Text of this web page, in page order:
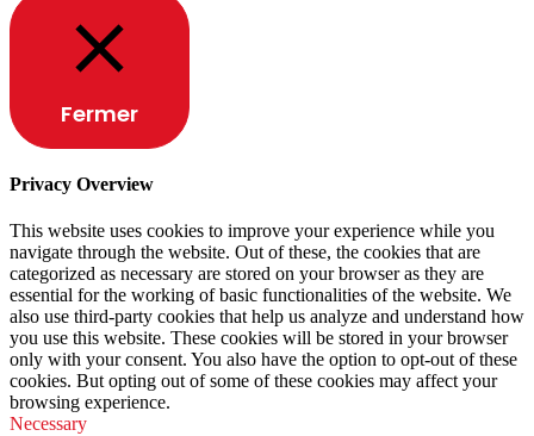
Fermer
Privacy Overview
This website uses cookies to improve your experience while you
navigate through the website. Out of these, the cookies that are
categorized as necessary are stored on your browser as they are
essential for the working of basic functionalities of the website. We
also use third-party cookies that help us analyze and understand how
you use this website. These cookies will be stored in your browser
only with your consent. You also have the option to opt-out of these
cookies. But opting out of some of these cookies may affect your
browsing experience.
Necessary